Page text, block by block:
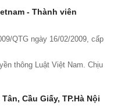
- Thành viên
QTG ngày 16/02/2009, cấp
thông Luật Việt Nam. Chịu
Cầu Giấy, TP.Hà Nội